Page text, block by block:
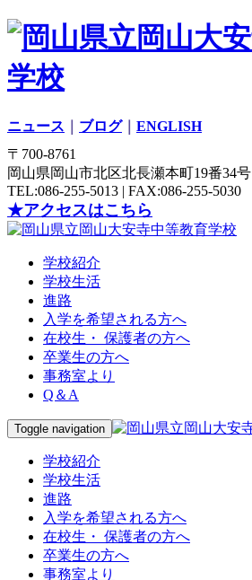
ニュース ブログ｜ ENGLISH
〒700-8761
岡山県岡山市北区北長瀬本町19番34号
TEL:086-255-5013 | FAX:086-255-5030
★アクセスはこちら
学校紹介
学校生活
進路
入学を希望される方へ
在校生・ 保護者の方へ
卒業生の方へ
事務室より
Q＆A
Toggle navigation
学校紹介
学校生活
進路
入学を希望される方へ
在校生・ 保護者の方へ
卒業生の方へ
事務室より